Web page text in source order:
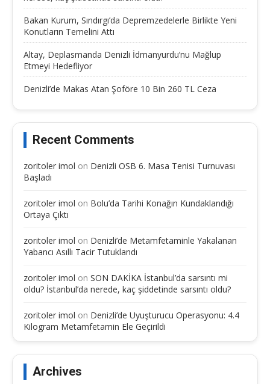
Bakan Kurum, Sındırgı’da Depremzedelerle Birlikte Yeni
Konutların Temelini Attı
Altay, Deplasmanda Denizli İdmanyurdu’nu Mağlup
Etmeyi Hedefliyor
Denizli’de Makas Atan Şoföre 10 Bin 260 TL Ceza
Recent Comments
zoritoler imol on Denizli OSB 6. Masa Tenisi Turnuvası
Başladı
zoritoler imol on Bolu’da Tarihi Konağın Kundaklandığı
Ortaya Çıktı
zoritoler imol on Denizli’de Metamfetaminle Yakalanan
Yabancı Asıllı Tacir Tutuklandı
zoritoler imol on SON DAKİKA İstanbul’da sarsıntı mi
oldu? İstanbul’da nerede, kaç şiddetinde sarsıntı oldu?
zoritoler imol on Denizli’de Uyuşturucu Operasyonu: 4.4
Kilogram Metamfetamin Ele Geçirildi
Archives